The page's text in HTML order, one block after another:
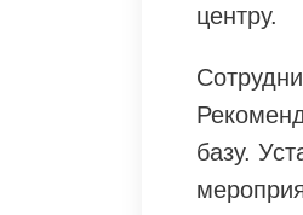
центру.
базу.